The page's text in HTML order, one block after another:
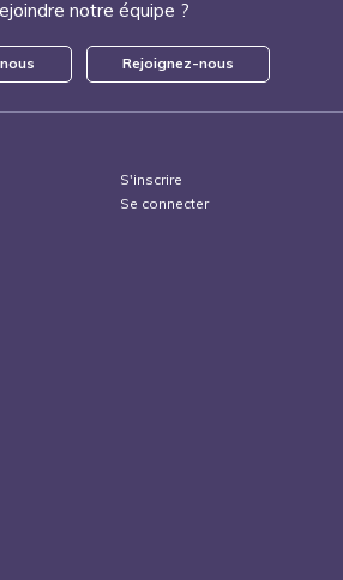
notre équipe ?
Rejoignez-nous
S'inscrire
Se connecter